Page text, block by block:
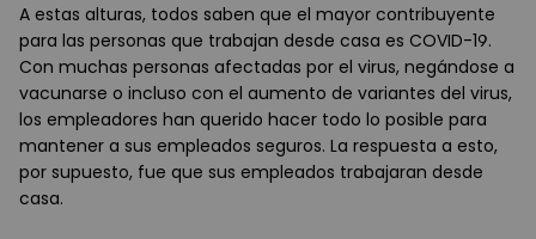
A estas alturas, todos saben que el mayor contribuyente
para las personas que trabajan desde casa es COVID-19.
Con muchas personas afectadas por el virus, negándose a
vacunarse o incluso con el aumento de variantes del virus,
los empleadores han querido hacer todo lo posible para
mantener a sus empleados seguros. La respuesta a esto,
por supuesto, fue que sus empleados trabajaran desde
casa.